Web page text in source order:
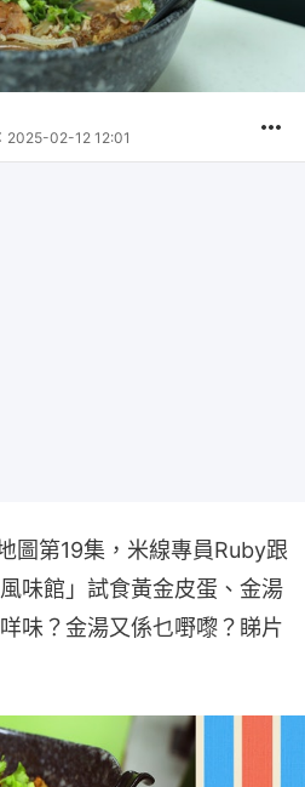
2025-02-12 12:01
圖第19集，米線專員Ruby跟
味館」試食黃金皮蛋、金湯
味？金湯又係乜嘢嚟？睇片